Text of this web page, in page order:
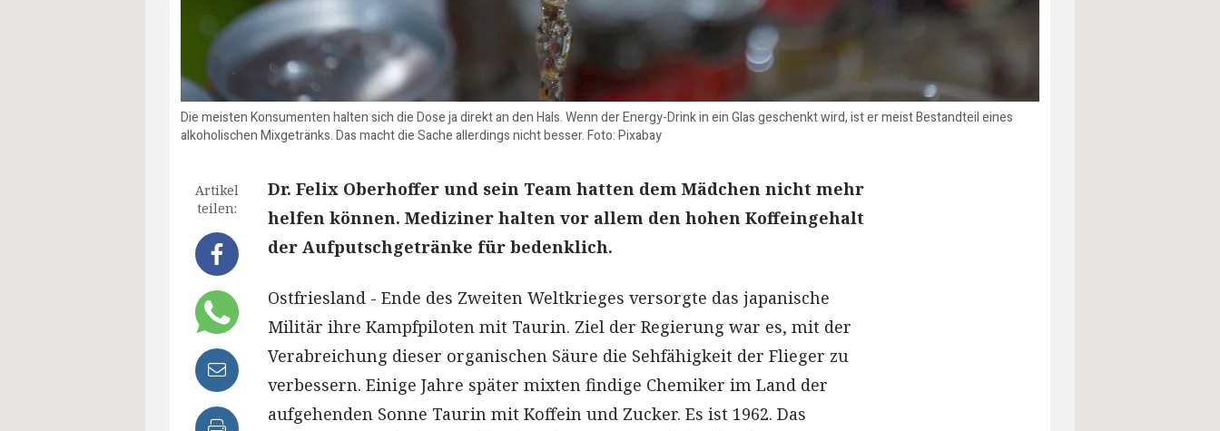
Die meisten Konsumenten halten sich die Dose ja direkt an den Hals. Wenn der Energy-Drink in ein Glas geschenkt wird, ist er meist Bestandteil eines
alkoholischen Mixgetränks. Das macht die Sache allerdings nicht besser. Foto: Pixabay
Artikel
teilen:
Dr. Felix Oberhoffer und sein Team hatten dem Mädchen nicht mehr
helfen können. Mediziner halten vor allem den hohen Koffeingehalt
der Aufputschgetränke für bedenklich.
Ostfriesland - Ende des Zweiten Weltkrieges versorgte das japanische
Militär ihre Kampfpiloten mit Taurin. Ziel der Regierung war es, mit der
Verabreichung dieser organischen Säure die Sehfähigkeit der Flieger zu
verbessern. Einige Jahre später mixten findige Chemiker im Land der
aufgehenden Sonne Taurin mit Koffein und Zucker. Es ist 1962. Das